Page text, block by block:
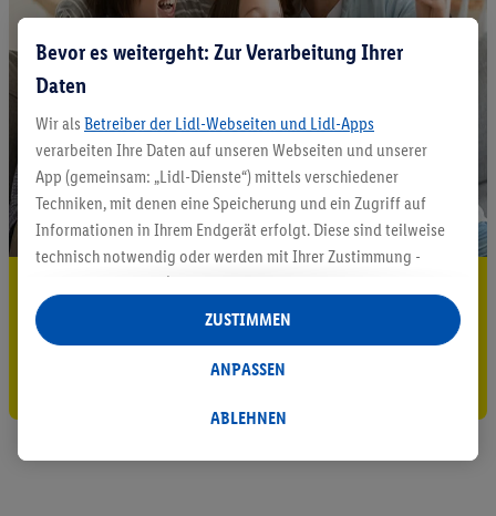
5.95 € Versand sparen³²ᵃ
Jetzt zum Newsletter anmelden
Gutschein sichern!
Bevor es weitergeht: Zur Verarbeitung Ihrer
Daten
Wir als Betreiber der Lidl-Webseiten und Lidl-Apps
verarbeiten Ihre Daten auf unseren Webseiten und unserer
App (gemeinsam: „Lidl-Dienste“) mittels verschiedener
Techniken, mit denen eine Speicherung und ein Zugriff auf
Informationen in Ihrem Endgerät erfolgt. Diese sind teilweise
technisch notwendig oder werden mit Ihrer Zustimmung -
auch durch Partner (u.a.
Verantwortliche; im Zusammenhang mit dem IAB TCF
insgesamt
Statistik-Erstellung oder für personalisierte Werbung
Datenverarbeitungen für personalisierte Werbung werden
ABLEHNEN
ANPASSEN
ZUSTIMMEN